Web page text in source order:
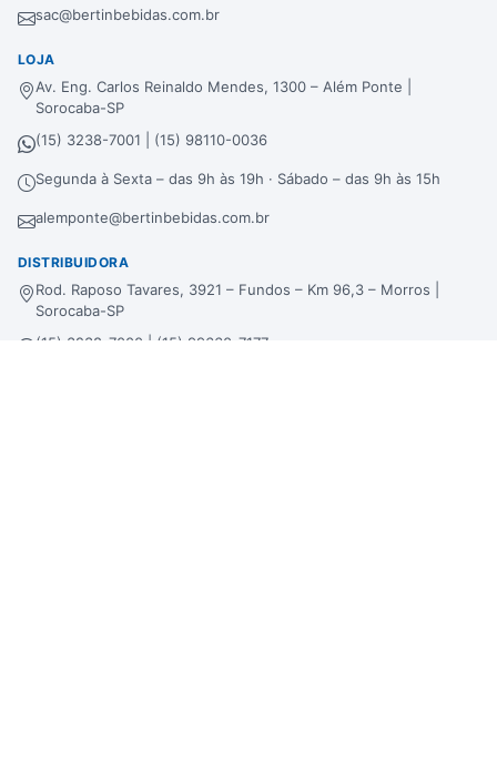
sac@bertinbebidas.com.br
LOJA
Av. Eng. Carlos Reinaldo Mendes, 1300 – Além Ponte |
Sorocaba-SP
(15) 3238-7001 | (15) 98110-0036
Segunda à Sexta – das 9h às 19h · Sábado – das 9h às 15h
alemponte@bertinbebidas.com.br
DISTRIBUIDORA
Rod. Raposo Tavares, 3921 – Fundos – Km 96,3 – Morros |
Sorocaba-SP
(15) 3238-7000 | (15) 99660-7177